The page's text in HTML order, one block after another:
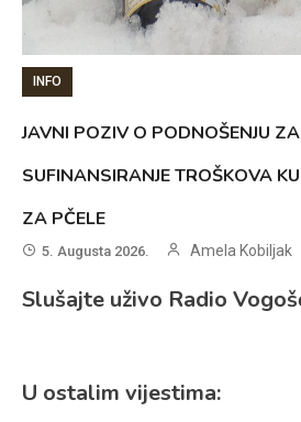
INFO
JAVNI POZIV O PODNOŠENJU
SUFINANSIRANJE TROŠKOVA
ZA PČELE
5. Augusta 2026. Amela Kobiljak
Slušajte uživo Radio
U ostalim vijestima: